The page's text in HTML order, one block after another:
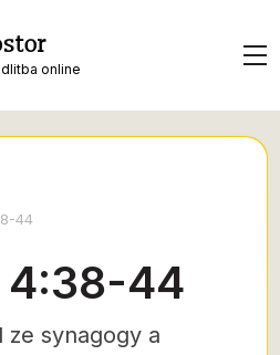
online
44
4:38-44
synagogy a